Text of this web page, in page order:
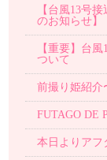
【台風13号
のお知らせ】
【重要】台
ついて
前撮り姫紹介
FUTAGO DE
本日よりアフ